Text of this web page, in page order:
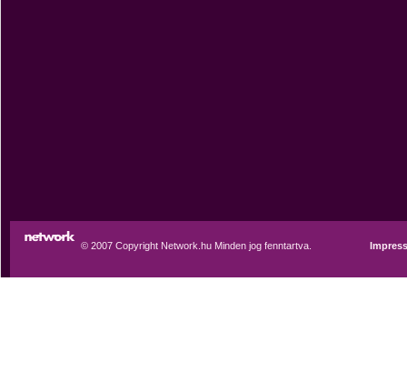
© 2007 Copyright Network.hu Minden jog fenntartva.